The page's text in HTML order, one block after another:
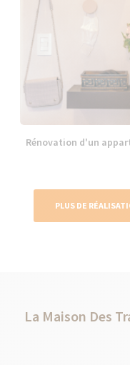
Rénovation d'un
PLUS DE
La Maison Des